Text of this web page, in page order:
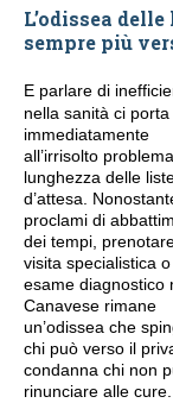
L’odissea
sempre più
E parlare di
nella sanità ci porta
immediatamente
all’irrisolto
lunghezza delle
d’attesa.
proclami di
dei tempi,
visita specialistica
esame diagnostico
Canavese rimane
un’odissea che
chi può verso il
condanna chi non
rinunciare alle cure.